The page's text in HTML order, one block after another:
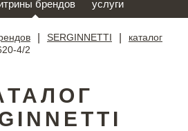
брендов услуги
SERGINNETTI каталог
4/2